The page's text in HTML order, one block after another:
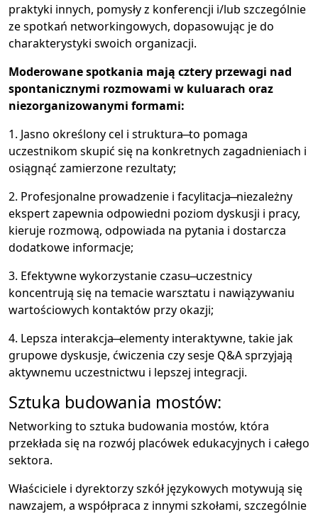
praktyki innych, pomysły z konferencji i/lub szczególnie
ze spotkań networkingowych, dopasowując je do
charakterystyki swoich organizacji.
Moderowane spotkania mają cztery przewagi nad
spontanicznymi rozmowami w kuluarach oraz
niezorganizowanymi formami:
1. Jasno określony cel i struktura ̶ to pomaga
uczestnikom skupić się na konkretnych zagadnieniach i
osiągnąć zamierzone rezultaty;
2. Profesjonalne prowadzenie i facylitacja ̶ niezależny
ekspert zapewnia odpowiedni poziom dyskusji i pracy,
kieruje rozmową, odpowiada na pytania i dostarcza
dodatkowe informacje;
3. Efektywne wykorzystanie czasu ̶ uczestnicy
koncentrują się na temacie warsztatu i nawiązywaniu
wartościowych kontaktów przy okazji;
4. Lepsza interakcja ̶ elementy interaktywne, takie jak
grupowe dyskusje, ćwiczenia czy sesje Q&A sprzyjają
aktywnemu uczestnictwu i lepszej integracji.
Sztuka budowania mostów:
Networking to sztuka budowania mostów, która
przekłada się na rozwój placówek edukacyjnych i całego
sektora.
Właściciele i dyrektorzy szkół językowych motywują się
nawzajem, a współpraca z innymi szkołami, szczególnie